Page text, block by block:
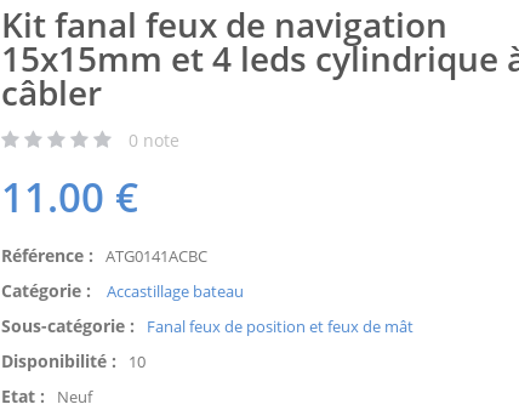
Kit fanal feux de navigation
15x15mm et 4 leds cylindrique
câbler
0 note
11.00 €
Référence : ATG0141ACBC
Catégorie : Accastillage bateau
Sous-catégorie : Fanal feux de position et feux de mât
Disponibilité : 10
Etat : Neuf